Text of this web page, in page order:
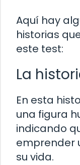
Aquí hay
historias
este test:
La
En esta
una figura
indicando
emprender
su vida.